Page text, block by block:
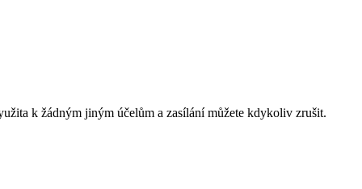
k žádným jiným účelům a zasílání můžete kdykoliv zrušit.